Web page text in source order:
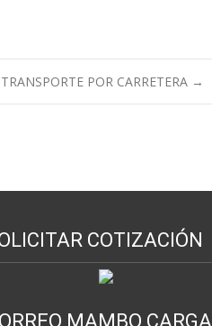
POR CARRETERA →
COTIZACIÓN
MAMBO CARGA